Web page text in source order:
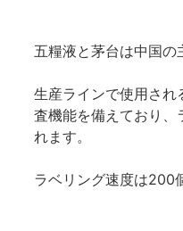
五糧液と茅台は中国の
生産ラインで使用され
査機能を備えており、
れます。
ラベリング速度は200